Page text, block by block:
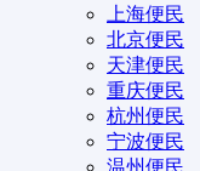
上海便民
北京便民
天津便民
重庆便民
杭州便民
宁波便民
温州便民